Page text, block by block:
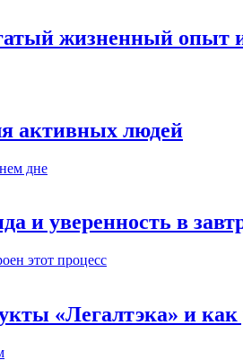
жизненный опыт
активных людей
и уверенность в
«Легалтэка» и как